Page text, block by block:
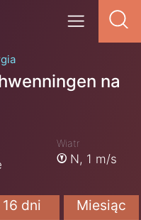
na
Wiatr
N, 1 m/s
16 dni Miesiąc